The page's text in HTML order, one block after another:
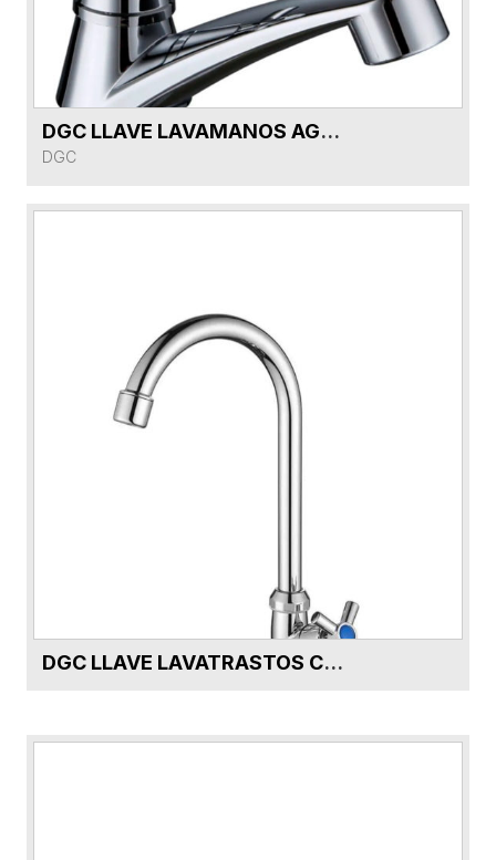
VER FICHA DEL PRODUCTODGC LLAVE LAVAMANOS AGUA FRIA ABS DG51421AF-CR PL8131C
DGC
VER FICHA DEL PRODUCTODGC LLAVE LAVATRASTOS CUELLO CISNE ABS DG59431-CR PK9231C